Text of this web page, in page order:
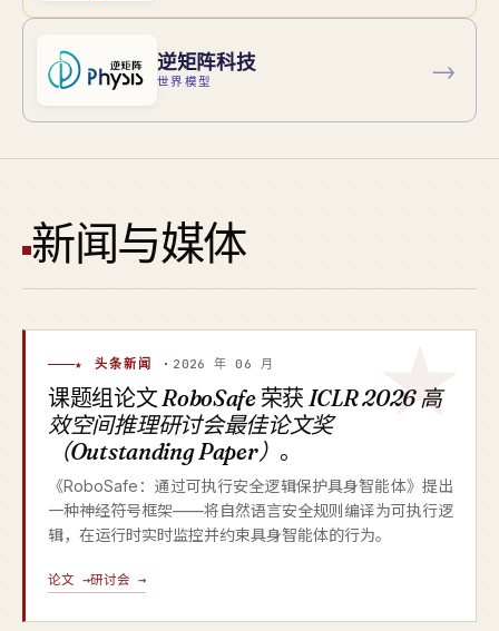
逆矩阵科技
世界模型 →
新闻与媒体
★ 头条新闻 · 2026 年 06 月
课题组论文RoboSafe荣获 ICLR 2026 高
效空间推理研讨会最佳论文奖
（Outstanding Paper） 。
《RoboSafe：通过可执行安全逻辑保护具身智能体》提出
一种神经符号框架——将自然语言安全规则编译为可执行逻
辑，在运行时实时监控并约束具身智能体的行为。
论文 →研讨会 →